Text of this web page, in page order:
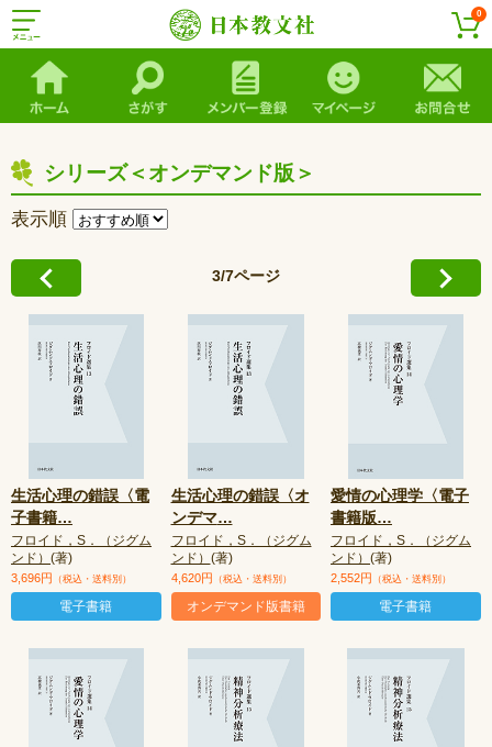
0
シリーズ＜オンデマンド版＞
表示順
3/7ページ
生活心理の錯誤〈電
子書籍…
フロイド，S．（ジグム
ンド） (著)
3,696円 （税込・送料別）
電子書籍
生活心理の錯誤〈オ
ンデマ…
フロイド，S．（ジグム
ンド） (著)
4,620円 （税込・送料別）
オンデマンド版書籍
愛情の心理学〈電子
書籍版…
フロイド，S．（ジグム
ンド） (著)
2,552円 （税込・送料別）
電子書籍